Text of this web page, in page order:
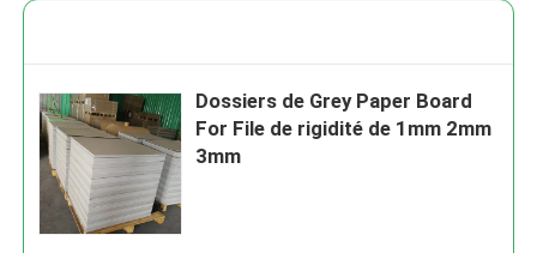
Dossiers de Grey Paper Board
For File de rigidité de 1mm 2mm
3mm